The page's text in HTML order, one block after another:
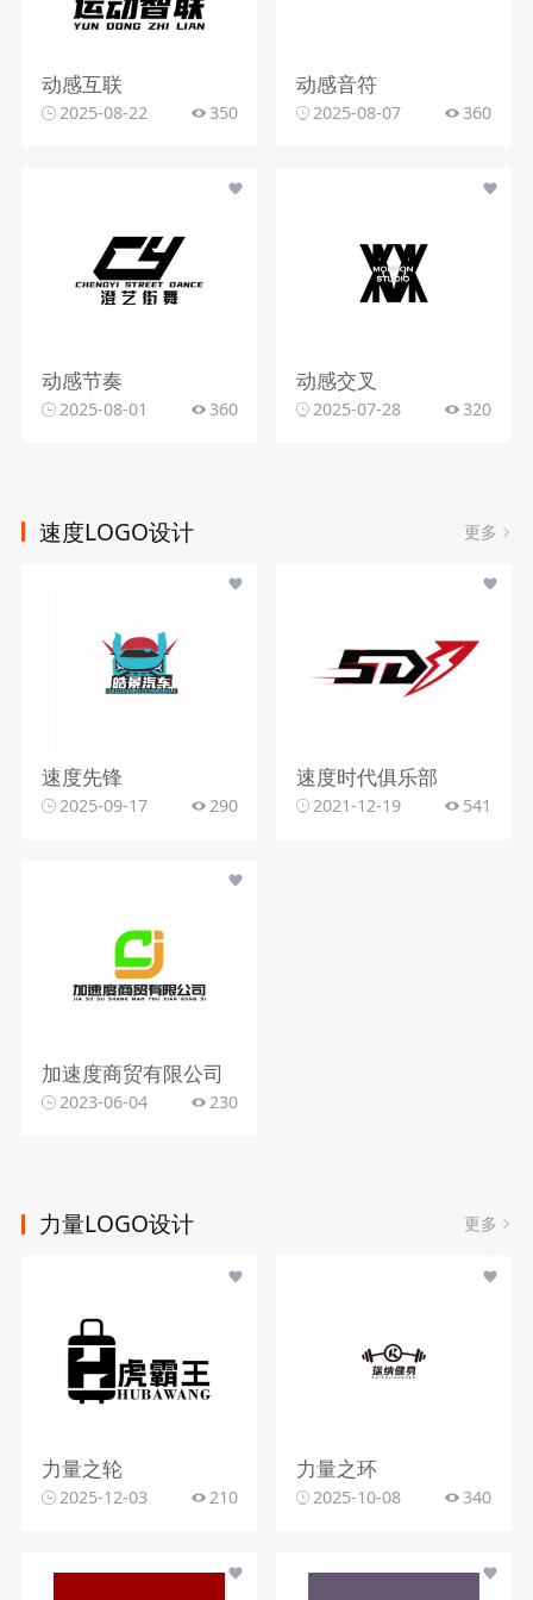
动感互联
2025-08-22 350
动感音符
2025-08-07 360
动感节奏
2025-08-01 360
动感交叉
2025-07-28 320
速度LOGO设计 更多
速度先锋
2025-09-17 290
速度时代俱乐部
2021-12-19 541
加速度商贸有限公司
2023-06-04 230
力量LOGO设计 更多
力量之轮
2025-12-03 210
力量之环
2025-10-08 340